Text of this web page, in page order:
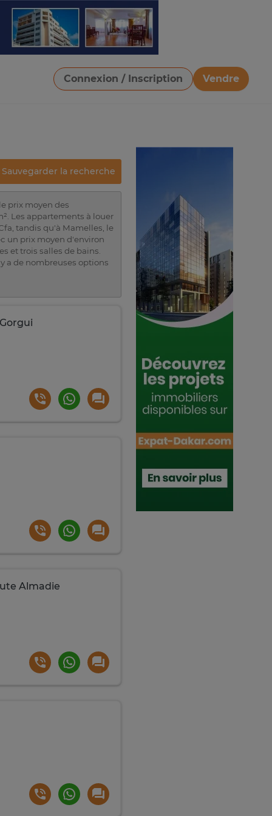
Connexion / Inscription
Vendre
Télécharger une image
Sauvegarder la recherche
prix moyen des
Les appartements à louer
tandis qu'à Mamelles, le
un prix moyen d'environ
et trois salles de bains.
a de nombreuses options
Almadie